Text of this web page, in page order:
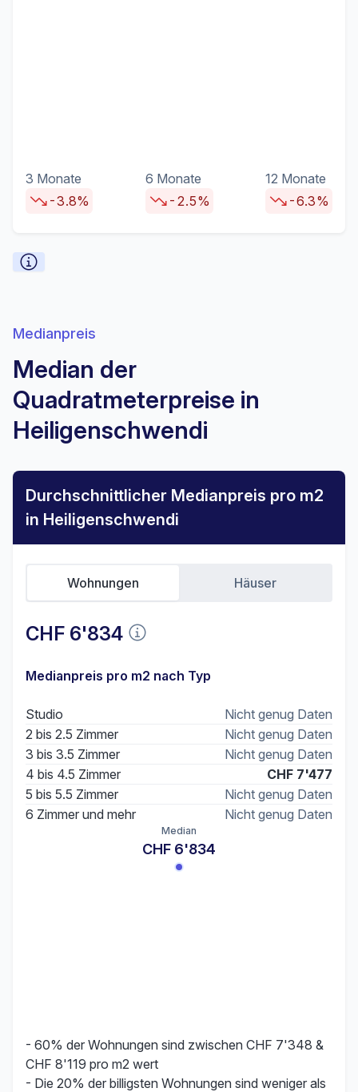
3 Monate
-3.8%
6 Monate
-2.5%
12 Monate
-6.3%
Medianpreis
Median der
Quadratmeterpreise in
Heiligenschwendi
Durchschnittlicher Medianpreis pro m2
in Heiligenschwendi
CHF 6'834
Wohnungen Häuser
Medianpreis pro m2 nach Typ
Studio
Nicht genug Daten
2 bis 2.5 Zimmer
Nicht genug Daten
3 bis 3.5 Zimmer
Nicht genug Daten
4 bis 4.5 Zimmer
CHF 7'477
5 bis 5.5 Zimmer
Nicht genug Daten
6 Zimmer und mehr
Nicht genug Daten
Median
CHF 6'834
- 60% der Wohnungen sind zwischen CHF 7'348 &
CHF 8'119 pro m2 wert
- Die 20% der billigsten Wohnungen sind weniger als